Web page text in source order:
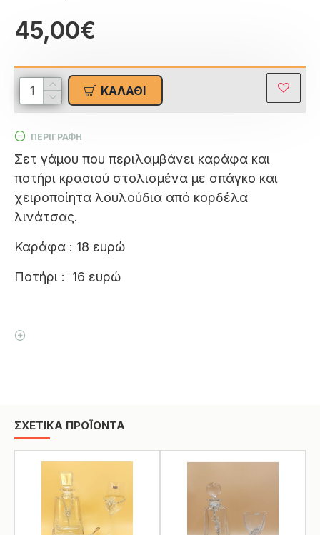
45,00€
ΚΑΛΆΘΙ
ΠΕΡΙΓΡΑΦΗ
Σετ γάμου που περιλαμβάνει καράφα και
ποτήρι κρασιού στολισμένα με σπάγκο και
χειροποίητα λουλούδια από κορδέλα
λινάτσας.
Καράφα : 18 ευρώ
Ποτήρι : 16 ευρώ
ΣΧΕΤΙΚΑ ΠΡΟΪΟΝΤΑ